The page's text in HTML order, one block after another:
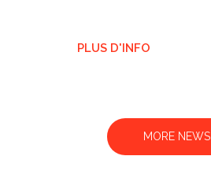
PLUS D'INFO
MORE NEWS